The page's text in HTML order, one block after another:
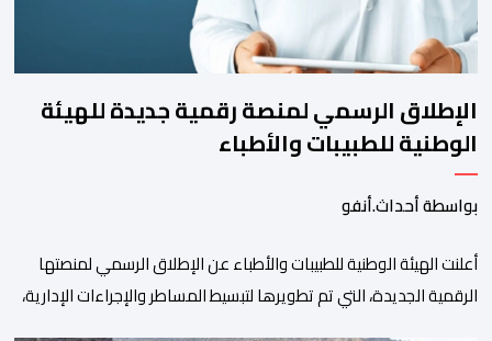
الإطلاق الرسمي لمنصة رقمية جديدة للهيئة
الوطنية للطبيبات والأطباء
بواسطة أحداث.أنفو
أعلنت الهيئة الوطنية للطبيبات والأطباء عن الإطلاق الرسمي لمنصتها
الرقمية الجديدة، التي تم تطويرها لتبسيط المساطر والإجراءات الإدارية،